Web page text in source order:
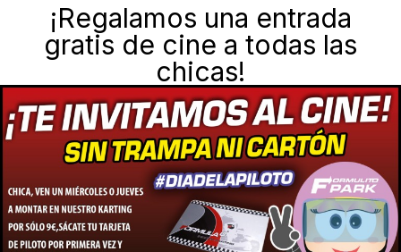
¡Regalamos una entrada
gratis de cine a todas las
chicas!